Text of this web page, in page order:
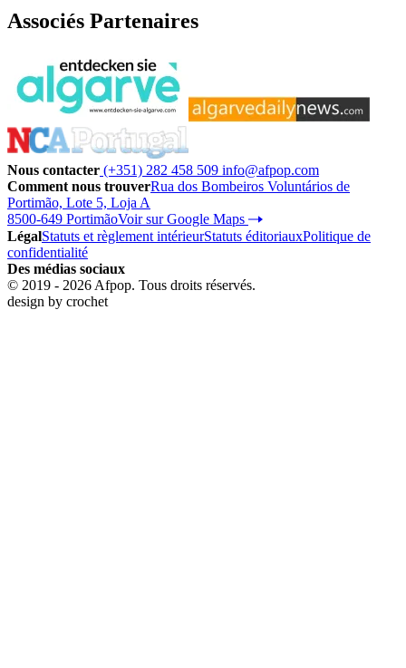
Associés Partenaires
Nous contacter (+351) 282 458 509 info@afpop.com
Comment nous trouverRua dos Bombeiros Voluntários de
Portimão, Lote 5, Loja A
8500-649 PortimãoVoir sur Google Maps
LégalStatuts et règlement intérieurStatuts éditoriauxPolitique de
confidentialité
Des médias sociaux
© 2019 - 2026 Afpop. Tous droits réservés.
design by crochet